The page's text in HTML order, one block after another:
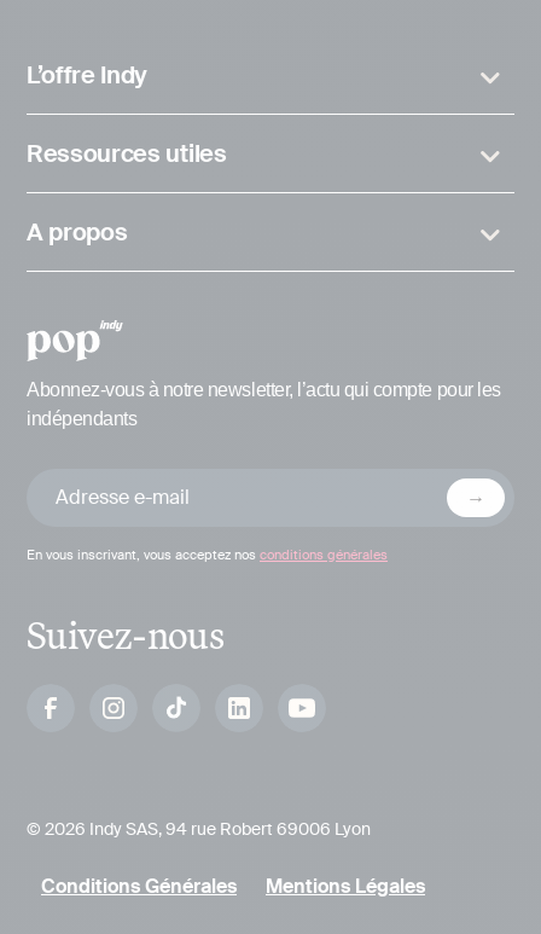
L’offre Indy
Ressources utiles
A propos
Abonnez-vous à notre newsletter, l’actu qui compte pour les
indépendants
En vous inscrivant, vous acceptez nos conditions générales
Suivez-nous
© 2026 Indy SAS, 94 rue Robert 69006 Lyon
Conditions Générales Mentions Légales